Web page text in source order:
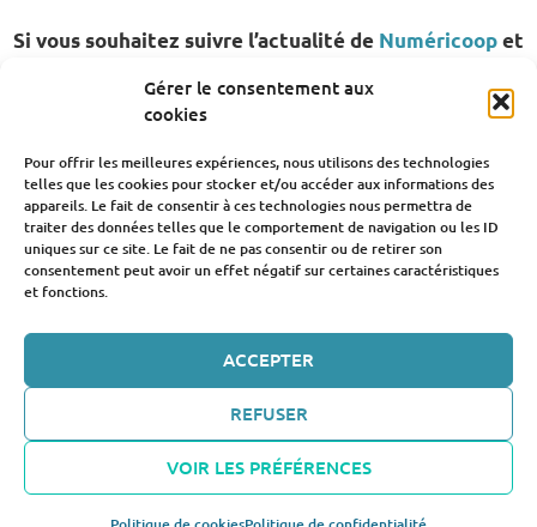
Gérer le consentement aux
cookies
Pour offrir les meilleures expériences, nous utilisons des technologies
telles que les cookies pour stocker et/ou accéder aux informations des
appareils. Le fait de consentir à ces technologies nous permettra de
traiter des données telles que le comportement de navigation ou les ID
uniques sur ce site. Le fait de ne pas consentir ou de retirer son
consentement peut avoir un effet négatif sur certaines caractéristiques
et fonctions.
ACCEPTER
REFUSER
VOIR LES PRÉFÉRENCES
Si vous souhaitez suivre l’actualité de Numéricoop et
2026
|CGV/CGU
légales|Infrastructure|Contact|Résiliation
CONNEXION